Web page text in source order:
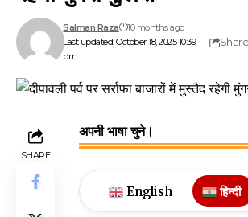
Last updated: October 18, 2025 10:39
pm
Salman Raza 10 months ago
Share
SHARE
अपनी भाषा चुने।
English हिन्दी